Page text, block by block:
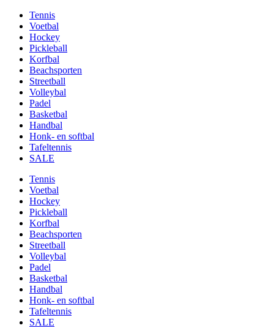
Tennis
Voetbal
Hockey
Pickleball
Korfbal
Beachsporten
Streetball
Volleybal
Padel
Basketbal
Handbal
Honk- en softbal
Tafeltennis
SALE
Tennis
Voetbal
Hockey
Pickleball
Korfbal
Beachsporten
Streetball
Volleybal
Padel
Basketbal
Handbal
Honk- en softbal
Tafeltennis
SALE